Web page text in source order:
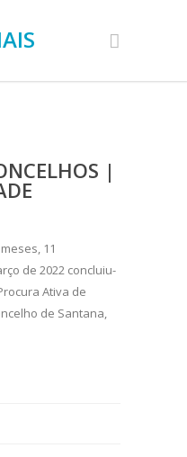
|
11
de 2022 concluiu-
Ativa de
de Santana,